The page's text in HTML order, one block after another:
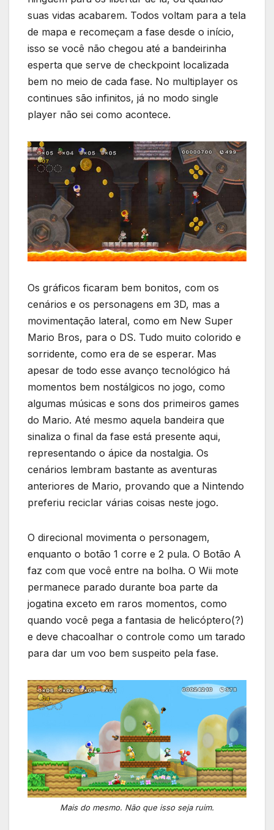
suas vidas acabarem. Todos voltam para a tela
de mapa e recomeçam a fase desde o início,
isso se você não chegou até a bandeirinha
esperta que serve de checkpoint localizada
bem no meio de cada fase. No multiplayer os
continues são infinitos, já no modo single
player não sei como acontece.
Os gráficos ficaram bem bonitos, com os
cenários e os personagens em 3D, mas a
movimentação lateral, como em New Super
Mario Bros, para o DS. Tudo muito colorido e
sorridente, como era de se esperar. Mas
apesar de todo esse avanço tecnológico há
momentos bem nostálgicos no jogo, como
algumas músicas e sons dos primeiros games
do Mario. Até mesmo aquela bandeira que
sinaliza o final da fase está presente aqui,
representando o ápice da nostalgia. Os
cenários lembram bastante as aventuras
anteriores de Mario, provando que a Nintendo
preferiu reciclar várias coisas neste jogo.
O direcional movimenta o personagem,
enquanto o botão 1 corre e 2 pula. O Botão A
faz com que você entre na bolha. O Wii mote
permanece parado durante boa parte da
jogatina exceto em raros momentos, como
quando você pega a fantasia de helicóptero(?)
e deve chacoalhar o controle como um tarado
para dar um voo bem suspeito pela fase.
Mais do mesmo. Não que isso seja ruim.